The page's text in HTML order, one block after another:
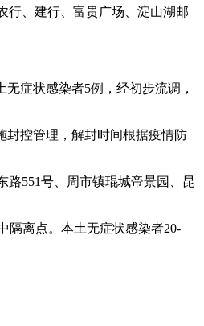
行、建行、富贵广场、淀山湖邮
症状感染者5例，经初步流调，
封控管理，解封时间根据疫情防
路551号、周市镇琨城帝景园、昆
隔离点。本土无症状感染者20-